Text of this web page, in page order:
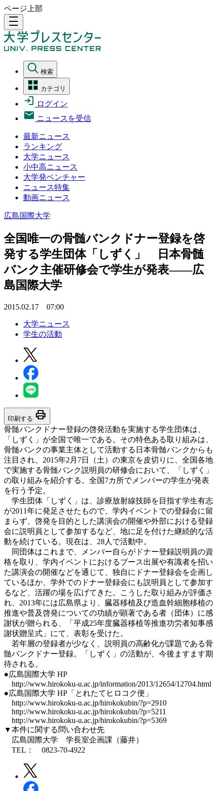
ページ上部
density_medium
検索
カテゴリ
ログイン
ニュースを受信
最新ニュース
ランキング
大学ニュース
小中高ニュース
大学発ベンチャー
ニュース特集
動画ニュース
広島国際大学
全国唯一の骨髄バンクドナー登録を啓
発する学生団体「しずく」 日本骨髄
バンク主催研修会で学生が発表――広
島国際大学
2015.02.17 07:00
大学ニュース
学生の活動
印刷する print
骨髄バンクドナー登録の啓発活動を実施する学生団体は、
「しずく」が全国で唯一である。その特色ある取り組みは、
骨髄バンクの事業主体として活動する日本骨髄バンクからも
注目され、2015年2月7日（土）の東京を皮切りに、全国各地
で実施する骨髄バンク説明員の研修会において、「しずく」
の取り組みを紹介する。全国7カ所でメンバーの学生が発表
を行う予定。
学生団体「しずく」は、診療放射線技師を目指す学生有志
が2011年に発足させたもので、学内イベントでの登録会に留
まらず、啓発を目的とした講演会の開催や外部における登録
会に説明員として参加するなど、地に足を付けた継続的な活
動を続けている。現在は、28人で活動中。
同団体はこれまで、メンバー自らがドナー登録説明員の資
格を取り、学内イベントにおけるブース出展や有識者を招い
た講演会の開催などを通じて、独自にドナー登録会を企画し
ているほか、学外でのドナー登録会にも説明員として参加す
るなど、活躍の場を広げてきた。こうした取り組みが評価さ
れ、2013年には広島県より、臓器移植及び造血幹細胞移植の
推進や普及啓発についての功績が顕著である者（団体）に感
謝状が贈られる、「平成25年度臓器移植等推進功労者知事感
謝状贈呈式」にて、表彰を受けた。
若年層の登録者が少なく、説明員の高齢化が課題である骨
髄バンクドナー登録。「しずく」の活動が、今後ますます期
待される。
●広島国際大学 HP
http://www.hirokoku-u.ac.jp/information/2013/12654/12704.html
●広島国際大学 HP「とれたてヒロコク便」
http://www.hirokoku-u.ac.jp/hirokokubin/?p=2910
http://www.hirokoku-u.ac.jp/hirokokubin/?p=5211
http://www.hirokoku-u.ac.jp/hirokokubin/?p=5369
▼本件に関する問い合わせ先
広島国際大学 学長室企画課（藤井）
TEL： 0823-70-4922